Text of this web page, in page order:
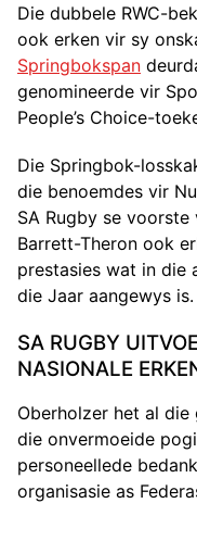
Die dubbele RWC-
ook erken vir sy
Springbokspan
genomineerde vir
People’s Choice-
Die Springbok-
die benoemdes vir
SA Rugby se
Barrett-Theron ook
prestasies wat in die
die Jaar aangewys is.
SA RUGBY
NASIONALE
Oberholzer het al die
die onvermoeide
personeellede
organisasie as